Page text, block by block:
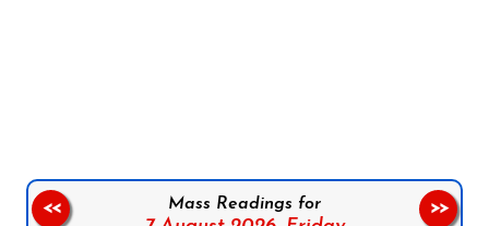
Mass Readings for
<< >>